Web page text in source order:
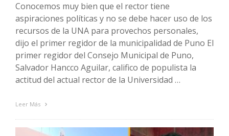
Conocemos muy bien que el rector tiene
aspiraciones políticas y no se debe hacer uso de los
recursos de la UNA para provechos personales,
dijo el primer regidor de la municipalidad de Puno El
primer regidor del Consejo Municipal de Puno,
Salvador Hancco Aguilar, califico de populista la
actitud del actual rector de la Universidad …
Leer Más